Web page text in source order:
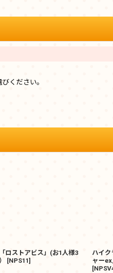
ください。
ロストアビス」(お1人様3
[NPS11]
ハイク
ャー
[